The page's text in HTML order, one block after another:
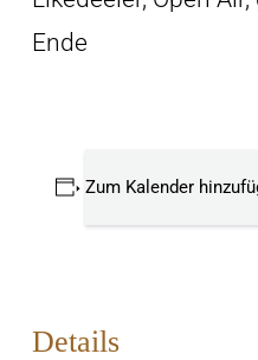
Ende
Zum Kalender
Details